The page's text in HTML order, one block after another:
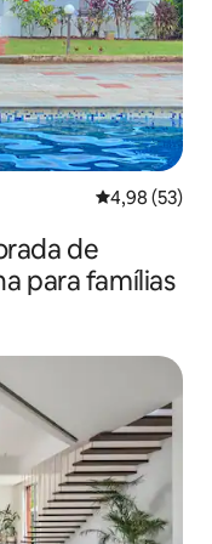
4,98 de uma
4,98 (53)
de
para famílias